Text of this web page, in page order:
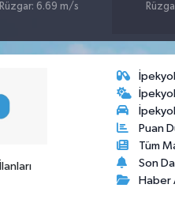
Rüzgar: 6.69 m/s
Puan
Tüm
Son
Haber